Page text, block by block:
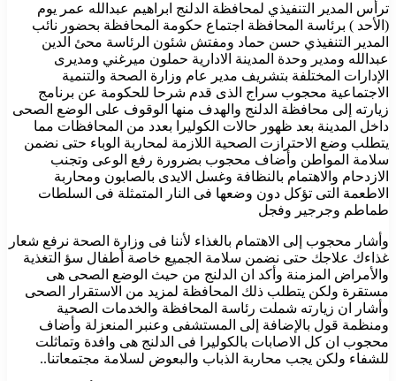
ترأس المدير التنفيذي لمحافظة الدلنج ابراهيم عبدالله عمر يوم
(الأحد ) برئاسة المحافظة اجتماع حكومة المحافظة بحضور نائب
المدير التنفيذي حسن حماد ومفتش شئون الرئاسة محئ الدين
عبدالله ومدير وحدة المدينة الادارية حملون ميرغني ومديرى
الإدارات المختلفة بتشريف مدير عام وزارة الصحة والتنمية
الاجتماعية محجوب سراج الذى قدم شرحا للحكومة عن برنامج
زيارته إلى محافظة الدلنج والهدف منها الوقوف على الوضع الصحى
داخل المدينة بعد ظهور حالات الكوليرا بعدد من المحافظات مما
يتطلب وضع الاحترازت الصحية اللازمة لمحاربة الوباء حتى نضمن
سلامة المواطن وأضاف محجوب بضرورة رفع الوعى وتجنب
الازدحام والاهتمام بالنظافة وغسل الايدى بالصابون ومحاربة
الاطعمة التى تؤكل دون وضعها فى النار المتمثلة فى السلطات
طماطم وجرجير وفجل
وأشار محجوب إلى الاهتمام بالغذاء لأننا فى وزارة الصحة نرفع شعار
غذاءك علاجك حتى نضمن سلامة الجميع خاصة أطفال سؤ التغذية
والأمراض المزمنة وأكد ان الدلنج من حيث الوضع الصحى هى
مستقرة ولكن يتطلب ذلك المحافظة لمزيد من الاستقرار الصحى
وأشار ان زيارته شملت رئاسة المحافظة والخدمات الصحية
ومنظمة قول بالإضافة إلى المستشفى وعنبر المنعزلة وأضاف
محجوب ان كل الاصابات بالكوليرا فى الدلنج هى وافدة وتماثلت
للشفاء ولكن يجب محاربة الذباب والبعوض لسلامة مجتمعاتنا..